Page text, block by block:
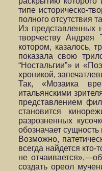
типе историческо-
полного отсутствия
Из представленных
творчеству Андрея
котором, казалось,
показала свою
“Ностальгии”» и
хроникой,
Так, «Мозаика
итальянскими
представлением
становится
разрозненных
обозначает сущность
Возможно,
всегда найдется кто-
не
создать ореол